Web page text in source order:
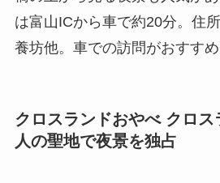
は富山ICから車で約20分。住
養坊他。車での訪問がおすすめ
クロスランドおやべ クロ
人の聖地で夜景を独占